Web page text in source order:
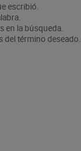
escribió.
en la búsqueda.
del término deseado.